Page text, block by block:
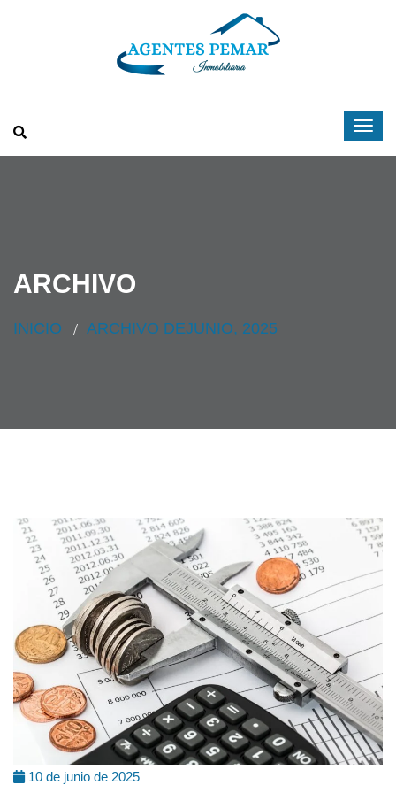
ARCHIVO
INICIO ARCHIVO DEJUNIO, 2025
10 de junio de 2025